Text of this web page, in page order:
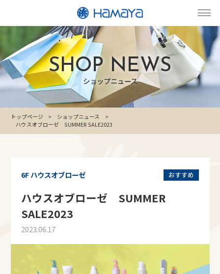
SHOP NEWS
ショップニュース
トップページ
ショップニュース
ハウスオブローゼ SUMMER SALE2023
おすすめ
6F ハウスオブローゼ
ハウスオブローゼ SUMMER
SALE2023
2023.06.17